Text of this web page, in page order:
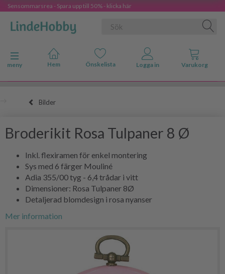
Sensommarsrea - Spara upp till 50% - klicka här
Ändra navigering
meny
Bilder
Broderikit Rosa Tulpaner 8 Ø
Inkl. flexiramen för enkel montering
Sys med 6 färger Mouliné
Adia 355/00 tyg - 6,4 trådar i vitt
Dimensioner: Rosa Tulpaner 8Ø
Detaljerad blomdesign i rosa nyanser
Mer information